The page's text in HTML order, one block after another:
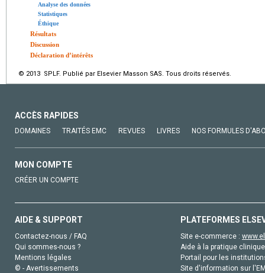
Analyse des données
Statistiques
Éthique
Résultats
Discussion
Déclaration d’intérêts
© 2013 SPLF. Publié par Elsevier Masson SAS. Tous droits réservés.
ACCÈS RAPIDES
DOMAINES TRAITÉS EMC REVUES LIVRES NOS FORMULES
MON COMPTE
CRÉER UN COMPTE
AIDE & SUPPORT
Contactez-nous / FAQ
Qui sommes-nous ?
Mentions légales
© - Avertissements
PLATEFORMES
Site e-commerce :
Aide à la pratique
Portail pour les
Site d'information sur